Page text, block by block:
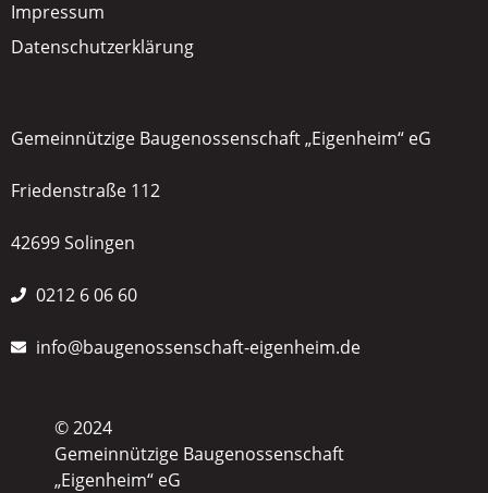
Impressum
Datenschutzerklärung
Gemeinnützige Baugenossenschaft „Eigenheim“ eG
Friedenstraße 112
42699 Solingen
0212 6 06 60
info@baugenossenschaft-eigenheim.de
© 2024
Gemeinnützige Baugenossenschaft
„Eigenheim“ eG